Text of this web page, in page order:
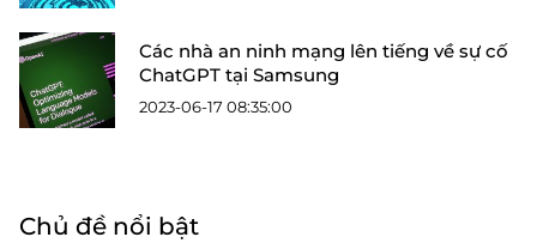
Các nhà an ninh mạng lên tiếng về sự cố
ChatGPT tại Samsung
2023-06-17 08:35:00
Chủ đề nổi bật